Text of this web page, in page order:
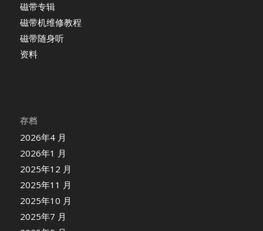
磁带专辑
磁带机维修教程
磁带随身听
资料
存档
2026年4 月
2026年1 月
2025年12 月
2025年11 月
2025年10 月
2025年7 月